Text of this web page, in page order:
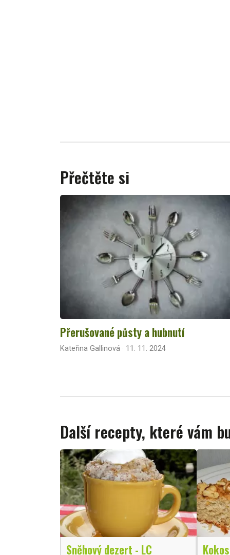
Přečtěte si
Přerušované půsty a hubnutí
Kateřina Gallinová · 11. 11. 2024
Další recepty, které vám
Sněhový dezert - LC